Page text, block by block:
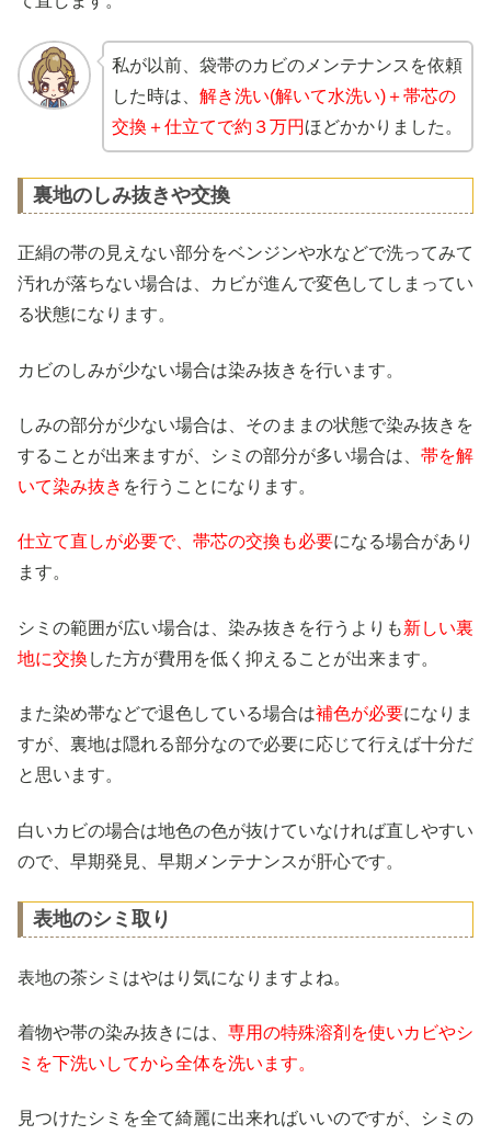
私が以前、袋帯のカビのメンテナンスを依頼
した時は、 解き洗い(解いて水洗い)＋帯芯の
交換＋仕立てで約３万円 ほどかかりました。
裏地のしみ抜きや交換
正絹の帯の見えない部分をベンジンや水などで洗ってみて
汚れが落ちない場合は、カビが進んで変色してしまってい
る状態になります。
カビのしみが少ない場合は染み抜きを行います。
しみの部分が少ない場合は、そのままの状態で染み抜きを
することが出来ますが、シミの部分が多い場合は、 帯を解
いて染み抜き を行うことになります。
仕立て直しが必要で、帯芯の交換も必要になる場合があり
ます。
シミの範囲が広い場合は、染み抜きを行うよりも新しい裏
地に交換 した方が費用を低く抑えることが出来ます。
また染め帯などで退色している場合は補色が必要になりま
すが、裏地は隠れる部分なので必要に応じて行えば十分だ
と思います。
白いカビの場合は地色の色が抜けていなければ直しやすい
ので、早期発見、早期メンテナンスが肝心です。
表地のシミ取り
表地の茶シミはやはり気になりますよね。
着物や帯の染み抜きには、 専用の特殊溶剤を使いカビやシ
ミを下洗いしてから全体を洗います。
見つけたシミを全て綺麗に出来ればいいのですが、シミの